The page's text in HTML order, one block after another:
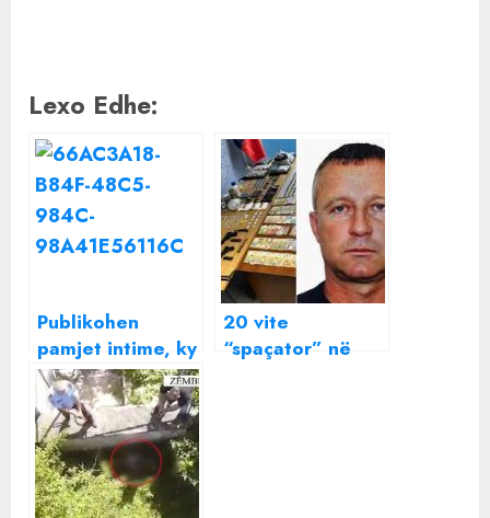
Lexo Edhe:
Publikohen
pamjet intime, ky
është dhëndri i
Monika Lubonjës,
drejton një
kompani të
fuqishme në vend
20 vite
“spaçator” në